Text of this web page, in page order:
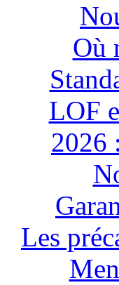
Où
LOF
2026
Les